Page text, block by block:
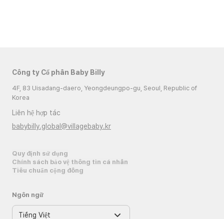
Công ty Cổ phần Baby Billy
4F, 83 Uisadang-daero, Yeongdeungpo-gu, Seoul, Republic of
Korea
Liên hệ hợp tác
babybilly.global@villagebaby.kr
Quy định sử dụng
Chính sách bảo vệ thông tin cá nhân
Tiêu chuẩn cộng đồng
Ngôn ngữ